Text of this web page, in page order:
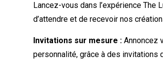
Lancez-vous dans l’expérience The
d’attendre et de recevoir nos
Invitations sur mesure : Annoncez
personnalité, grâce à des invitations